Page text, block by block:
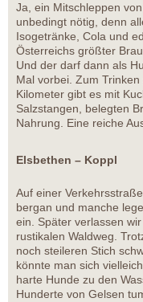
Ja, ein Mitschleppen
unbedingt nötig, denn
Isogetränke, Cola und
Österreichs größter
Und der darf dann als
Mal vorbei. Zum
Kilometer gibt es mit
Salzstangen, belegten
Nahrung. Eine reiche
Elsbethen – Koppl
Auf einer
bergan und manche
ein. Später verlassen
rustikalen Waldweg.
noch steileren Stich
könnte man sich
harte Hunde zu den
Hunderte von Gelsen